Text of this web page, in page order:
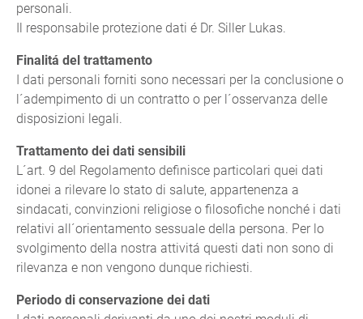
personali.
Il responsabile protezione dati é Dr. Siller Lukas.
Finalitá del trattamento
I dati personali forniti sono necessari per la conclusione o
l´adempimento di un contratto o per l´osservanza delle
disposizioni legali.
Trattamento dei dati sensibili
L´art. 9 del Regolamento definisce particolari quei dati
idonei a rilevare lo stato di salute, appartenenza a
sindacati, convinzioni religiose o filosofiche nonché i dati
relativi all´orientamento sessuale della persona. Per lo
svolgimento della nostra attivitá questi dati non sono di
rilevanza e non vengono dunque richiesti.
Periodo di conservazione dei dati